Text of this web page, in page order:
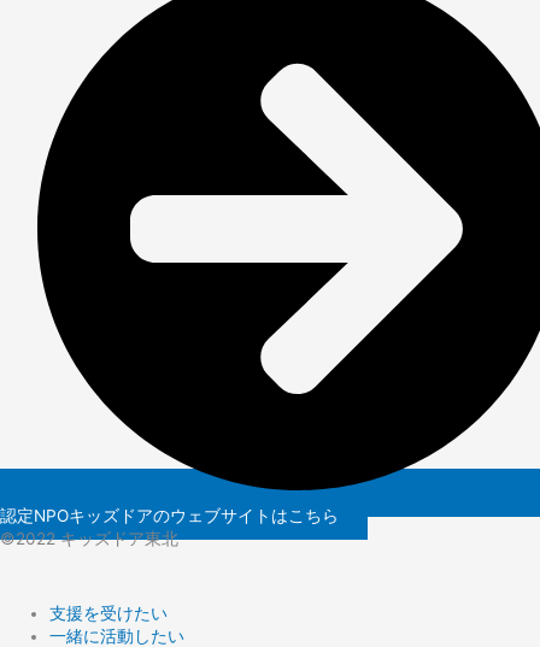
認定NPOキッズドアのウェブサイトはこちら
©️2022 キッズドア東北
支援を受けたい
一緒に活動したい